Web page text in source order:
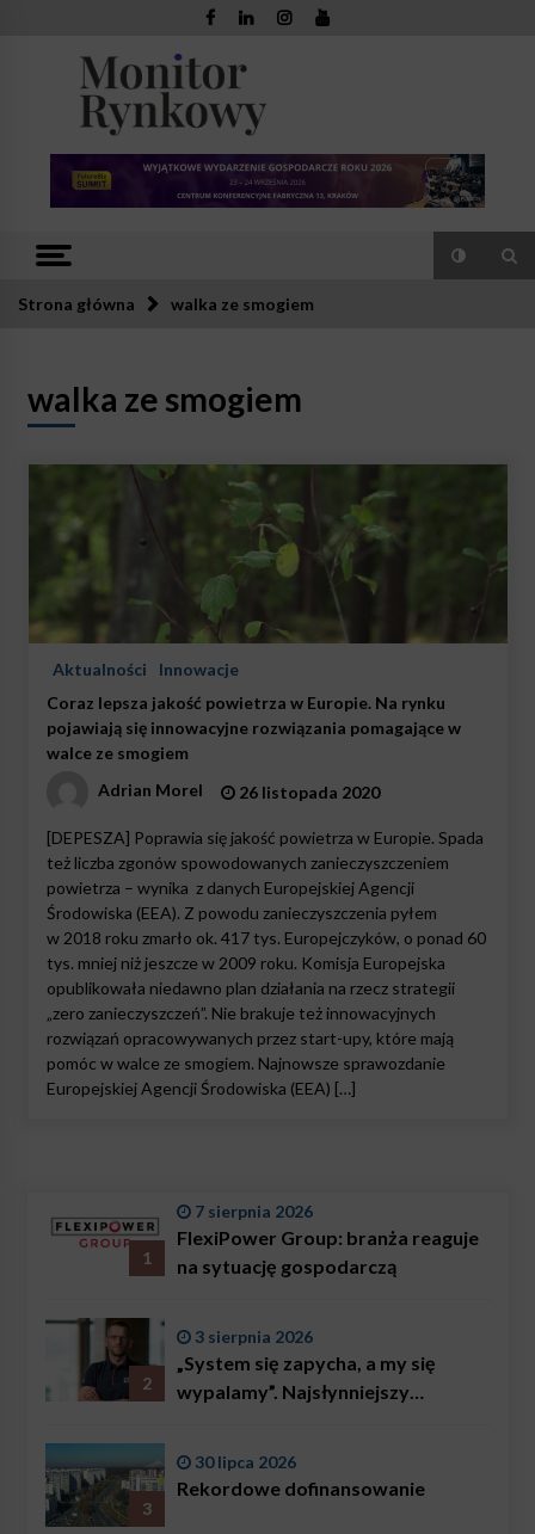
Monitor
Rynkowy
Strona główna walka ze smogiem
walka ze smogiem
Aktualności
Innowacje
Coraz lepsza jakość powietrza w Europie. Na rynku
pojawiają się innowacyjne rozwiązania pomagające w
walce ze smogiem
Adrian Morel
26 listopada 2020
[DEPESZA] Poprawia się jakość powietrza w Europie. Spada
też liczba zgonów spowodowanych zanieczyszczeniem
powietrza – wynika z danych Europejskiej Agencji
Środowiska (EEA). Z powodu zanieczyszczenia pyłem
w 2018 roku zmarło ok. 417 tys. Europejczyków, o ponad 60
tys. mniej niż jeszcze w 2009 roku. Komisja Europejska
opublikowała niedawno plan działania na rzecz strategii
„zero zanieczyszczeń”. Nie brakuje też innowacyjnych
rozwiązań opracowywanych przez start-upy, które mają
pomóc w walce ze smogiem. Najnowsze sprawozdanie
Europejskiej Agencji Środowiska (EEA) […]
1
7 sierpnia 2026
FlexiPower Group: branża reaguje
na sytuację gospodarczą
2
3 sierpnia 2026
„System się zapycha, a my się
wypalamy”. Najsłynniejszy
problemem są nie tylko choroby
3
30 lipca 2026
Rekordowe dofinansowanie